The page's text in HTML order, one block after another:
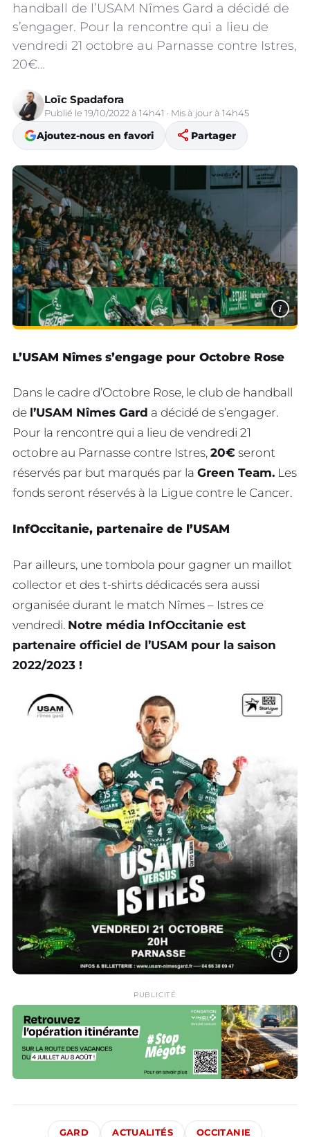
handball de l’USAM Nîmes Gard a décidé de
s’engager. Pour la rencontre qui a lieu de
vendredi 21 octobre au Parnasse contre Istres,
20€…
Loïc Spadafora
Publié le 19/10/2022 à 14h41 · Mis à jour à 14h45
Ajoutez-nous en favori share Partager
i
L’USAM Nîmes s’engage pour Octobre Rose
Dans le cadre d’Octobre Rose, le club de handball
de l’USAM Nîmes Gard a décidé de s’engager.
Pour la rencontre qui a lieu de vendredi 21
octobre au Parnasse contre Istres, 20€ seront
réservés par but marqués par la Green Team. Les
fonds seront réservés à la Ligue contre le Cancer.
InfOccitanie, partenaire de l’USAM
Par ailleurs, une tombola pour gagner un maillot
collector et des t-shirts dédicacés sera aussi
organisée durant le match Nîmes – Istres ce
vendredi. Notre média InfOccitanie est
partenaire officiel de l’USAM pour la saison
2022/2023 !
i
PUBLICITÉ
GARD ACTUALITÉS OCCITANIE